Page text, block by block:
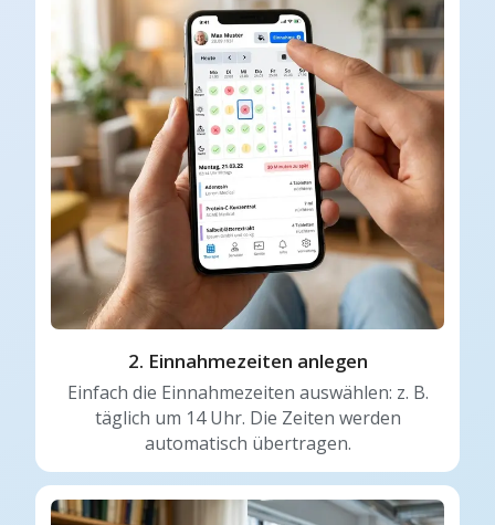
2. Einnahmezeiten anlegen
Einfach die Einnahmezeiten auswählen: z. B.
täglich um 14 Uhr. Die Zeiten werden
automatisch übertragen.